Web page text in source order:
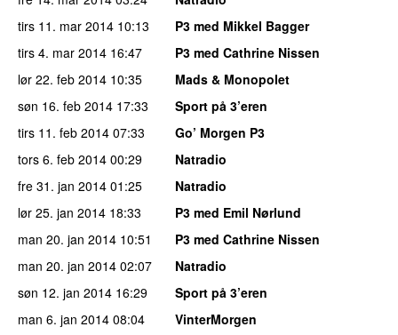
tirs 11. mar 2014 10:13
P3 med Mikkel Bagger
tirs 4. mar 2014 16:47
P3 med Cathrine Nissen
lør 22. feb 2014 10:35
Mads & Monopolet
søn 16. feb 2014 17:33
Sport på 3’eren
tirs 11. feb 2014 07:33
Go’ Morgen P3
tors 6. feb 2014 00:29
Natradio
fre 31. jan 2014 01:25
Natradio
lør 25. jan 2014 18:33
P3 med Emil Nørlund
man 20. jan 2014 10:51
P3 med Cathrine Nissen
man 20. jan 2014 02:07
Natradio
søn 12. jan 2014 16:29
Sport på 3’eren
man 6. jan 2014 08:04
VinterMorgen